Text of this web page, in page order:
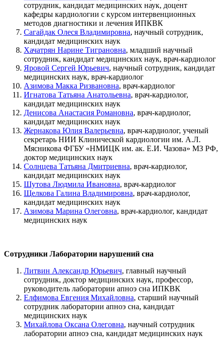
сотрудник, кандидат медицинских наук, доцент
кафедры кардиологии с курсом интервенционных
методов диагностики и лечения ИПКВК
Сагайдак Олеся Владимировна, научный сотрудник,
кандидат медицинских наук
Хачатрян Нарине Тиграновна, младший научный
сотрудник, кандидат медицинских наук, врач-кардиолог
Яровой Сергей Юрьевич, научный сотрудник, кандидат
медицинских наук, врач-кардиолог
Азимова Макка Ризвановна, врач-кардиолог
Игнатова Татьяна Анатольевна, врач-кардиолог,
кандидат медицинских наук
Денисова Анастасия Романовна, врач-кардиолог,
кандидат медицинских наук
Жернакова Юлия Валерьевна, врач-кардиолог, ученый
секретарь НИИ Клинической кардиологии им. А.Л.
Мясникова ФГБУ «НМИЦК им. ак. Е.И. Чазова» МЗ РФ,
доктор медицинских наук
Солнцева Татьяна Дмитриевна, врач-кардиолог,
кандидат медицинских наук
Шутова Людмила Ивановна, врач-кардиолог
Щелкова Галина Владимировна, врач-кардиолог,
кандидат медицинских наук
Азимова Марина Олеговна, врач-кардиолог, кандидат
медицинских наук
Сотрудники Лаборатории нарушений сна
Литвин Александр Юрьевич, главный научный
сотрудник, доктор медицинских наук, профессор,
руководитель лаборатории апноэ сна ИПКВК
Елфимова Евгения Михайловна, старший научный
сотрудник лаборатории апноэ сна, кандидат
медицинских наук
Михайлова Оксана Олеговна, научный сотрудник
лаборатории апноэ сна, кандидат медицинских наук